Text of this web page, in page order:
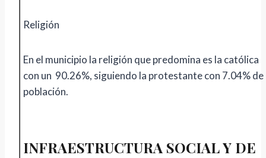
Religión
En el municipio la religión que predomina es la católica
con un 90.26%, siguiendo la protestante con 7.04% de
población.
INFRAESTRUCTURA SOCIAL Y DE